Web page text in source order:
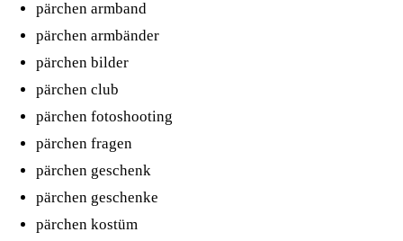
pärchen armband
pärchen armbänder
pärchen bilder
pärchen club
pärchen fotoshooting
pärchen fragen
pärchen geschenk
pärchen geschenke
pärchen kostüm